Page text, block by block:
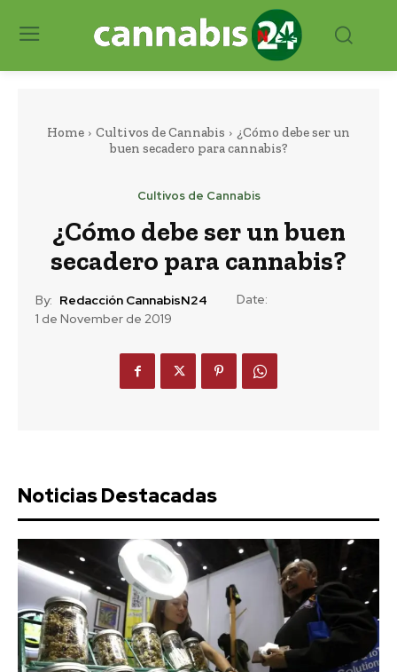
Home Cultivos de Cannabis
¿Cómo debe ser un
buen secadero para cannabis?
Cultivos de Cannabis
¿Cómo debe ser un buen
secadero para cannabis?
By: Redacción CannabisN24
Date:
1 de November de 2019
Noticias Destacadas